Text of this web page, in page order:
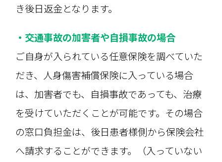
き後日返金となります。
・交通事故の加害者や自損事故の場合
ご自身が入られている任意保険を調べていた
だき、人身傷害補償保険に入っている場合
は、加害者でも、自損事故であっても、治療
を受けていただくことが可能です。その場合
の窓口負担金は、後日患者様側から保険会社
へ請求することができます。（入っていない